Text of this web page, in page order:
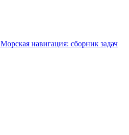
Морская навигация: сборник задач